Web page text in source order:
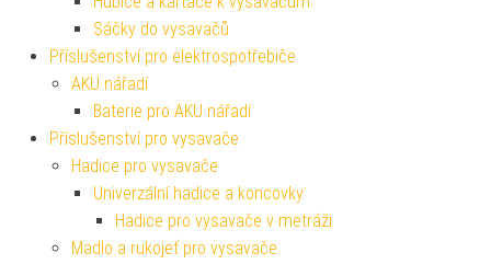
Sáčky do vysavačů
Příslušenství pro elektrospotřebiče
AKU nářadí
Baterie pro AKU nářadí
Příslušenství pro vysavače
Hadice pro vysavače
Univerzální hadice a koncovky
Hadice pro vysavače v metráži
Madlo a rukojeť pro vysavače